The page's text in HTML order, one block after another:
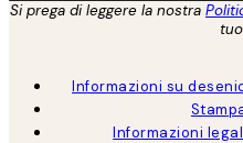
Si prega di leggere la nostra
Informazioni su
Informazioni